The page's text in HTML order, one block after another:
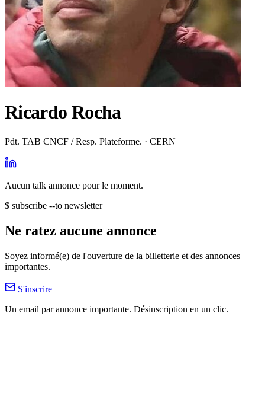
Ricardo Rocha
Pdt. TAB CNCF / Resp. Plateforme. · CERN
Aucun talk annonce pour le moment.
$ subscribe --to newsletter
Ne ratez aucune annonce
Soyez informé(e) de l'ouverture de la billetterie et des annonces
importantes.
S'inscrire
Un email par annonce importante. Désinscription en un clic.